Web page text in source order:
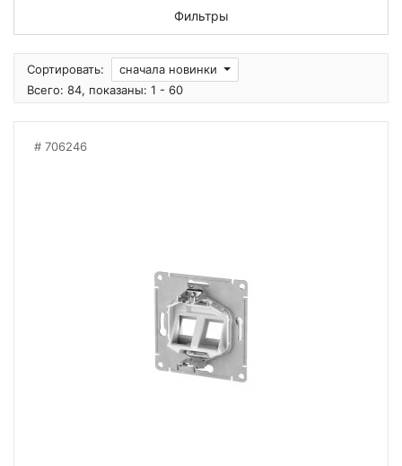
Фильтры
Сортировать:
сначала новинки
Всего: 84, показаны: 1 - 60
706246